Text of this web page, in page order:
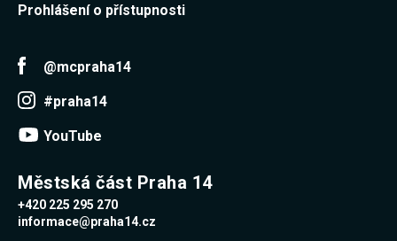
Prohlášení o přístupnosti
@mcpraha14
#praha14
YouTube
Městská část Praha 14
+420 225 295 270
informace@praha14.cz